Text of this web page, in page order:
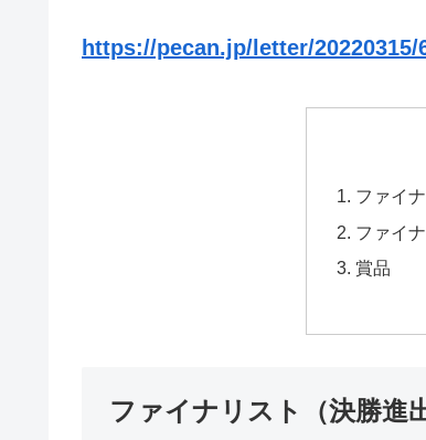
https://pecan.jp/letter/20220315/
ファイ
ファイ
賞品
ファイナリスト（決勝進